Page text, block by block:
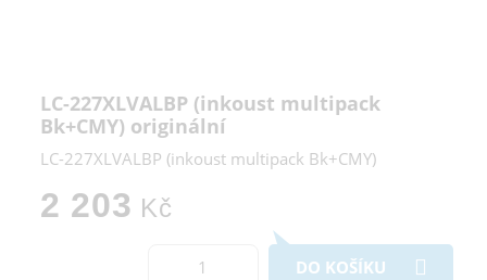
LC-227XLVALBP (inkoust multipack
Bk+CMY) originální
LC-227XLVALBP (inkoust multipack Bk+CMY)
2 203 Kč
DO KOŠÍKU